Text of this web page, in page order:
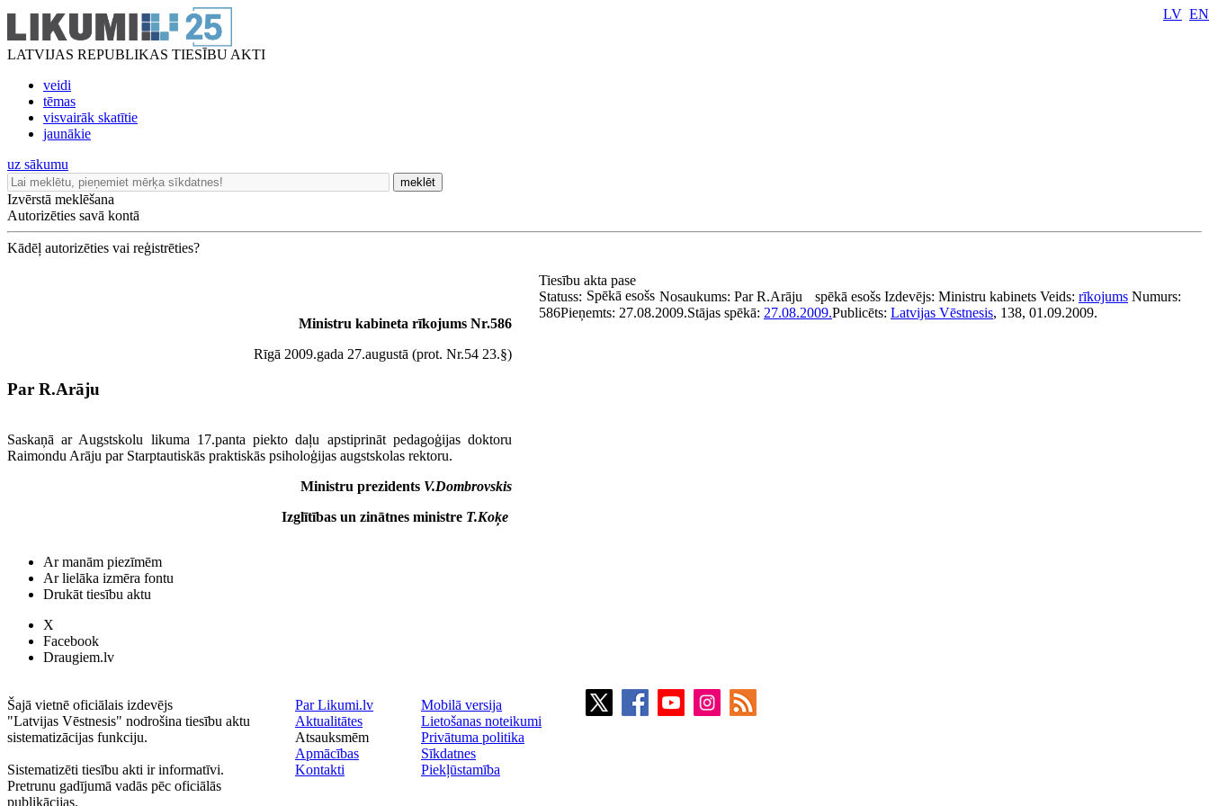
LATVIJAS REPUBLIKAS TIESĪBU AKTI
veidi
tēmas
visvairāk skatītie
jaunākie
LV EN
uz sākumu
meklēt
Izvērstā meklēšana
Autorizēties savā kontā
Kādēļ autorizēties vai reģistrēties?
Ministru kabineta rīkojums Nr.586
Rīgā 2009.gada 27.augustā (prot. Nr.54 23.§)
Par R.Arāju
Saskaņā ar Augstskolu likuma 17.panta piekto daļu apstiprināt pedagoģijas doktoru
Raimondu Arāju par Starptautiskās praktiskās psiholoģijas augstskolas rektoru.
Ministru prezidents V.Dombrovskis
Izglītības un zinātnes ministre T.Koķe
Tiesību akta pase
Nosaukums: Par R.Arāju
Statuss: Spēkā esošs spēkā esošs Izdevējs: Ministru kabinets Veids: rīkojums Numurs:
586Pieņemts: 27.08.2009.Stājas spēkā: 27.08.2009.Publicēts: Latvijas Vēstnesis, 138, 01.09.2009.
Ar manām piezīmēm
Ar lielāka izmēra fontu
Drukāt tiesību aktu
X
Facebook
Draugiem.lv
Šajā vietnē oficiālais izdevējs
"Latvijas Vēstnesis" nodrošina tiesību aktu
sistematizācijas funkciju.
Sistematizēti tiesību akti ir informatīvi.
Pretrunu gadījumā vadās pēc oficiālās
publikācijas.
Par Likumi.lv
Aktualitātes
Atsauksmēm
Apmācības
Kontakti
Mobilā versija
Lietošanas noteikumi
Privātuma politika
Sīkdatnes
Piekļūstamība